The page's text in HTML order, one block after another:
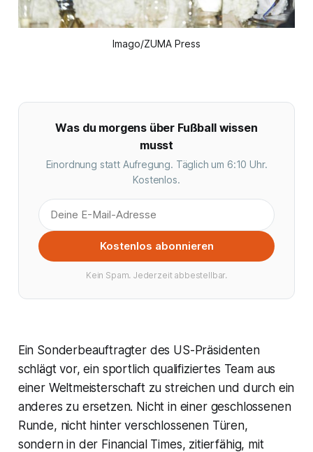
Imago/ZUMA Press
Was du morgens über Fußball wissen
musst
Einordnung statt Aufregung. Täglich um 6:10 Uhr.
Kostenlos.
Kostenlos abonnieren
Kein Spam. Jederzeit abbestellbar.
Ein Sonderbeauftragter des US-Präsidenten
schlägt vor, ein sportlich qualifiziertes Team aus
einer Weltmeisterschaft zu streichen und durch ein
anderes zu ersetzen. Nicht in einer geschlossenen
Runde, nicht hinter verschlossenen Türen,
sondern in der Financial Times, zitierfähig, mit